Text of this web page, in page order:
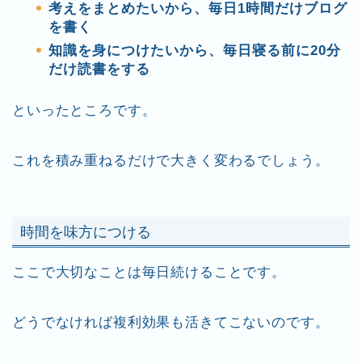
考えをまとめたいから、毎日1時間だけブログ
を書く
知識を身につけたいから、毎日寝る前に20分
だけ読書をする
といったところです。
これを積み重ねるだけで大きく変わるでしょう。
時間を味方につける
ここで大切なことは毎日続けることです。
どうでなければ複利効果も活きてこないのです。